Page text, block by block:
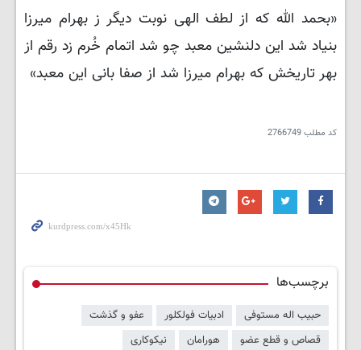
«بحمد الله که از لطف الهی نوبت دیگر ز بهرام میرزا
بنیاد شد این دلنشین معبد چو شد اتمام خُرم زد رقم از
بهر تاریخش که بهرام میرزا شد از صفا بانی این معبد»
کد مطلب2766749
برچسب‌ها
حبیب اله مستوفی ادبیات فولکلور
عفو و گذشت
قصاص و قطع عضو
هورامان نیکوکاری